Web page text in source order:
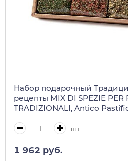
Набор подарочный
рецепты MIX DI SPEZIE PER
TRADIZIONALI, Antico
шт
1 962 руб.